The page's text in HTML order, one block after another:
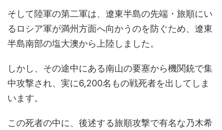
そして陸軍の第二軍は、遼東半島の先端・旅順にい
るロシア軍が満州方面へ向かうのを防ぐため、遼東
半島南部の塩大澳から上陸しました。
しかし、その途中にある南山の要塞から機関銃で集
中攻撃され、実に6,200名もの戦死者を出してしま
います。
この死者の中に、後述する旅順攻撃で有名な乃木希